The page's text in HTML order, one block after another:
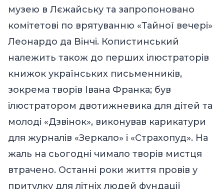
музею в Лєжайську та запропоновано
комітетові по врятуванню «Тайної вечері»
Леонардо да Вінчі. Копистинський
належить також до перших ілюстраторів
книжок українських письменників,
зокрема творів Івана Франка; був
ілюстратором двотижневика для дітей та
молоді «Дзвінок», виконував карикатури
для журналів «Зеркало» і «Страхопуд». На
жаль на сьогодні чимало творів мистця
втрачено. Останні роки життя провів у
притулку для літніх людей фундації